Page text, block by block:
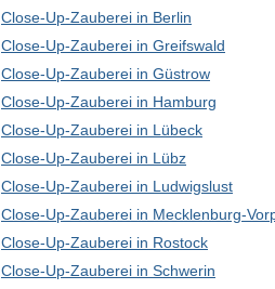
Close-Up-Zauberei in Berlin
Close-Up-Zauberei in Greifswald
Close-Up-Zauberei in Güstrow
Close-Up-Zauberei in Hamburg
Close-Up-Zauberei in Lübeck
Close-Up-Zauberei in Lübz
Close-Up-Zauberei in Ludwigslust
Close-Up-Zauberei in Mecklenburg-
Close-Up-Zauberei in Rostock
Close-Up-Zauberei in Schwerin